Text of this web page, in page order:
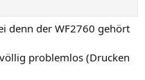
denn der WF2760 gehört
problemlos (Drucken